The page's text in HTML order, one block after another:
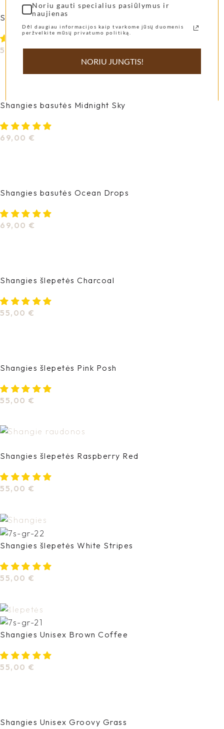
Shangies šlepetės Creamy White
55,00€
Shangies basutės Midnight Sky
69,00 €
Shangies basutės Ocean Drops
69,00 €
Shangies šlepetės Charcoal
55,00 €
Shangies šlepetės Pink Posh
55,00 €
Shangies šlepetės Raspberry Red
55,00 €
Shangies šlepetės White Stripes
55,00 €
Shangies Unisex Brown Coffee
55,00 €
Shangies Unisex Groovy Grass
Noriu gauti specialius pasiūlymus ir
naujienas
Dėl daugiau informacijos kaip tvarkome jūsų duomenis
peržvelkite mūsų privatumo politiką.
NORIU JUNGTIS!